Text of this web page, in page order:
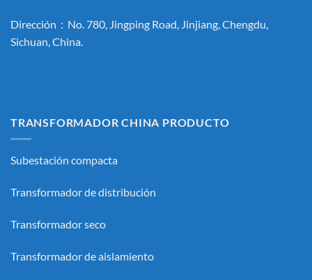
Dirección：No. 780, Jingping Road, Jinjiang, Chengdu,
Sichuan, China.
TRANSFORMADOR CHINA PRODUCTO
Subestación compacta
Transformador de distribución
Transformador seco
Transformador de aislamiento